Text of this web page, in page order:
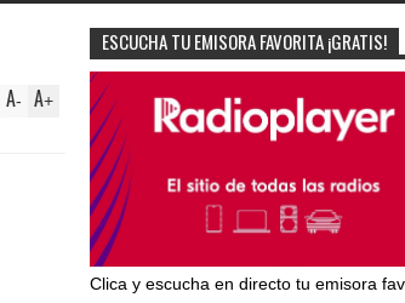
A+
A-
ESCUCHA TU EMISORA FAVORITA ¡GRATIS!
Clica y escucha en directo tu emisora